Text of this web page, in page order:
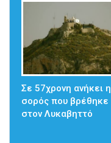
Σε 57χρονη ανήκει η
σορός που βρέθηκε
στον Λυκαβηττό